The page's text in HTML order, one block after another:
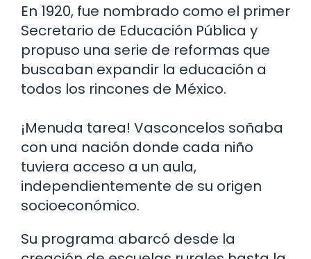
En 1920, fue nombrado como el primer
Secretario de Educación Pública y
propuso una serie de reformas que
buscaban expandir la educación a
todos los rincones de México.
¡Menuda tarea! Vasconcelos soñaba
con una nación donde cada niño
tuviera acceso a un aula,
independientemente de su origen
socioeconómico.
Su programa abarcó desde la